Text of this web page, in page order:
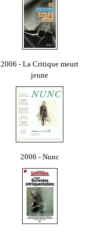
2006 - La Critique meurt
jeune
2006 - Nunc